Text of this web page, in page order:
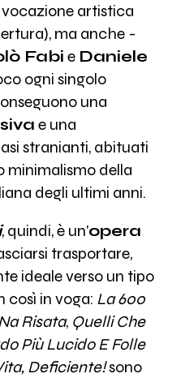
artistica
ma anche -
Fabi e Daniele
ogni singolo
una
e una
stranianti, abituati
minimalismo della
degli ultimi anni.
, quindi, è un'opera
trasportare,
ideale verso un tipo
così in voga: La 600
Risata, Quelli Che
Più Lucido E Folle
Deficiente!sono